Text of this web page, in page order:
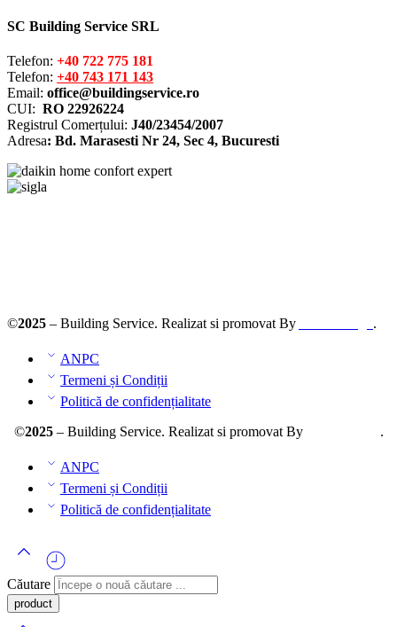
SC Building Service SRL
Telefon: +40 722 775 181
Telefon: +40 743 171 143
Email: office@buildingservice.ro
CUI: RO 22926224
Registrul Comerțului: J40/23454/2007
Adresa: Bd. Marasesti Nr 24, Sec 4, Bucuresti
©2025 – Building Service. Realizat si promovat By .
ANPC
Termeni și Condiții
Politică de confidențialitate
©2025– Building Service. Realizat si promovat By .
ANPC
Termeni și Condiții
Politică de confidențialitate
Căutare